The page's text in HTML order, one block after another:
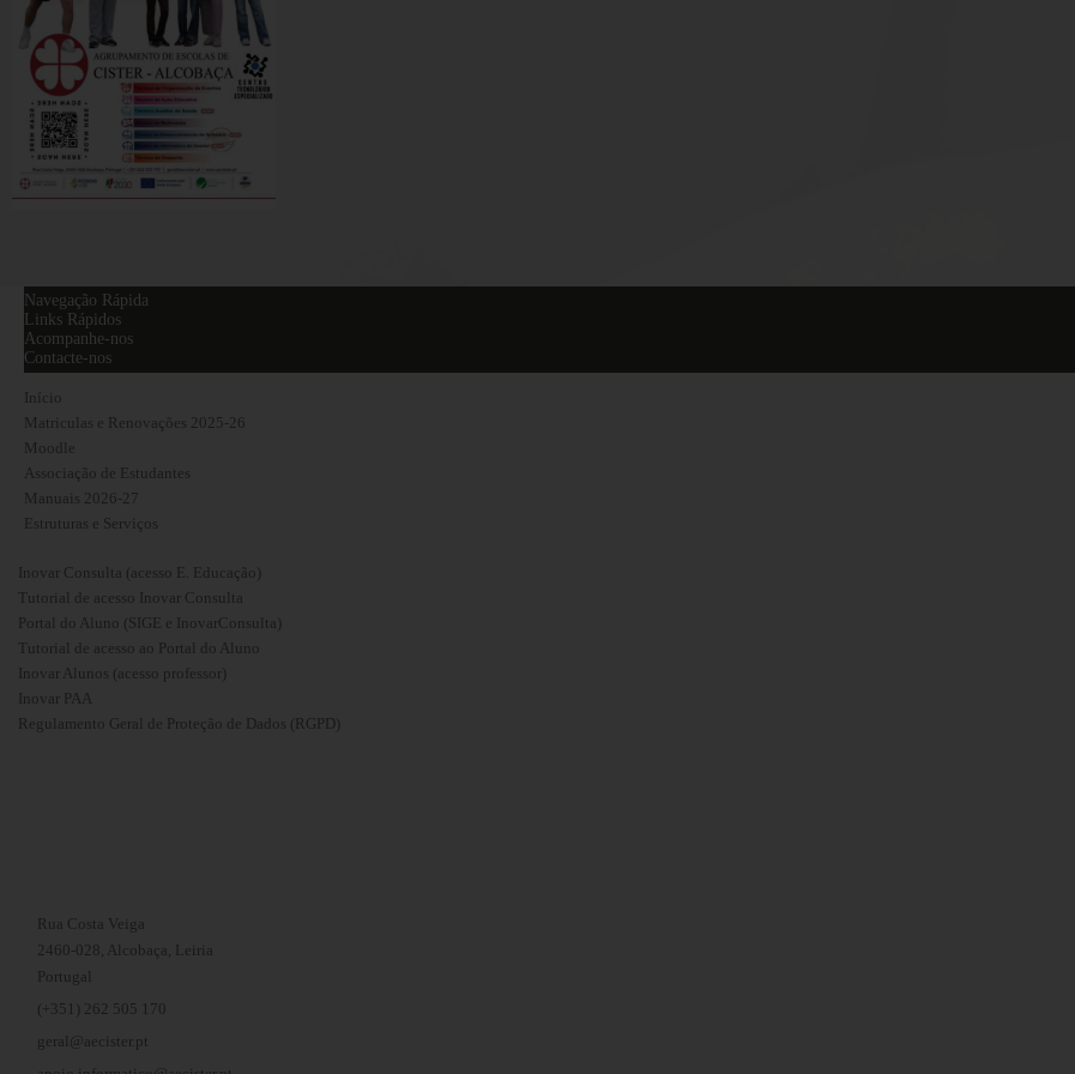
Navegação Rápida
Links Rápidos
Acompanhe-nos
Contacte-nos
Início
Matriculas e Renovações 2025-26
Moodle
Associação de Estudantes
Manuais 2026-27
Estruturas e Serviços
Inovar Consulta (acesso E. Educação)
Tutorial de acesso Inovar Consulta
Portal do Aluno (SIGE e InovarConsulta)
Tutorial de acesso ao Portal do Aluno
Inovar Alunos (acesso professor)
Inovar PAA
Regulamento Geral de Proteção de Dados (RGPD)
Rua Costa Veiga
2460-028, Alcobaça, Leiria
Portugal
(+351) 262 505 170
geral@aecister.pt